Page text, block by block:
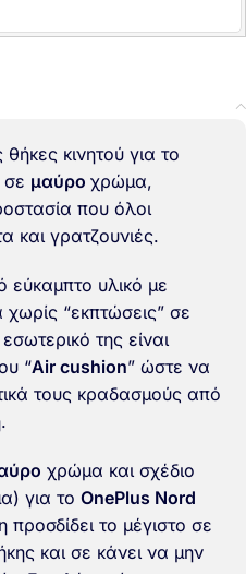
κινητού για το
σε μαύρο χρώμα,
που όλοι
και γρατζουνιές.
εύκαμπτο υλικό με
“εκπτώσεις” σε
της είναι
“Air cushion” ώστε να
τους κραδασμούς από
χρώμα και σχέδιο
για το OnePlus Nord
το μέγιστο σε
και σε κάνει να μην